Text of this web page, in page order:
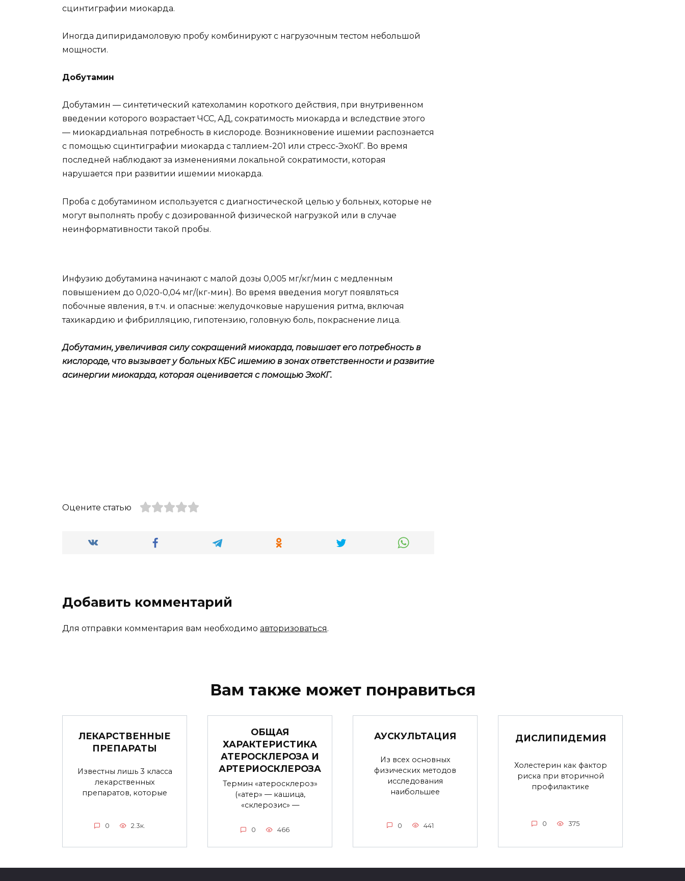
сцинтиграфии миокарда.
Иногда дипиридамоловую пробу комбинируют с нагрузочным тестом небольшой
мощности.
Добутамин
Добутамин — синтетический катехоламин короткого действия, при внутривенном
введении которого возрастает ЧСС, АД, сократимость миокарда и вследствие этого
— миокардиальная потребность в кислороде. Возникновение ишемии распознается
с помощью сцинтиграфии миокарда с таллием-201 или стресс-ЭхоКГ. Во время
последней наблюдают за изменениями локальной сократимости, которая
нарушается при развитии ишемии миокарда.
Проба с добутамином используется с диагностической целью у больных, которые не
могут выполнять пробу с дозированной физической нагрузкой или в случае
неинформативности такой пробы.
Инфузию добутамина начинают с малой дозы 0,005 мг/кг/мин с медленным
повышением до 0,020-0,04 мг/(кг-мин). Во время введения могут появляться
побочные явления, в т.ч. и опасные: желудочковые нарушения ритма, включая
тахикардию и фибрилляцию, гипотензию, головную боль, покраснение лица.
Добутамин, увеличивая силу сокращений миокарда, повышает его потребность в
кислороде, что вызывает у больных КБС ишемию в зонах ответственности и развитие
асинергии миокарда, которая оценивается с помощью ЭхоКГ.
Оцените статью
Добавить комментарий
Для отправки комментария вам необходимо авторизоваться.
Вам также может понравиться
ЛЕКАРСТВЕННЫЕ
ПРЕПАРАТЫ
Известны лишь 3 класса
лекарственных
препаратов, которые
0 2.3к.
ОБЩАЯ
ХАРАКТЕРИСТИКА
АТЕРОСКЛЕРОЗА И
АРТЕРИОСКЛЕРОЗА
Термин «атеросклероз»
(«атер» — кашица,
«склерозис» —
0 466
АУСКУЛЬТАЦИЯ
Из всех основных
физических методов
исследования
наибольшее
0 441
ДИСЛИПИДЕМИЯ
Холестерин как фактор
риска при вторичной
профилактике
0 375